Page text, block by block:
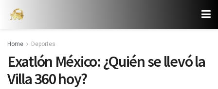
Home Deportes
Exatlón México: ¿Quién se llevó la
Villa 360 hoy?